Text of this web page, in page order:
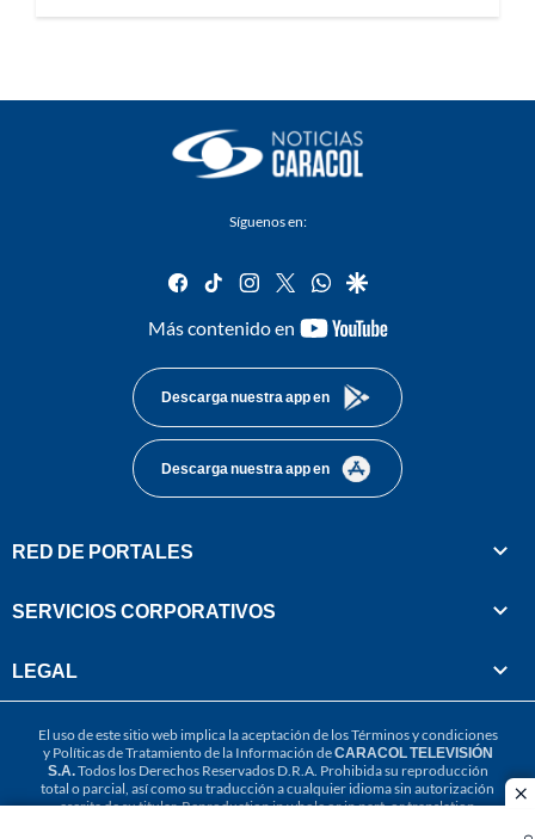
Síguenos en:
facebook
tiktok instagram
twitterwhatsapp
google
Más contenido en
youtube-
Descarga nuestra app en
Descarga nuestra app en
RED DE PORTALES
SERVICIOS CORPORATIVOS
LEGAL
El uso de este sitio web implica la aceptación de losTérminos y condiciones
y Políticas de Tratamiento de la Información deCARACOL TELEVISIÓN
S.A.Todos los Derechos Reservados D.R.A. Prohibida su reproducción
total o parcial, así como su traducción a cualquier idioma sin autorización
escrita de su titular. Reproduction in whole or in part, or translation